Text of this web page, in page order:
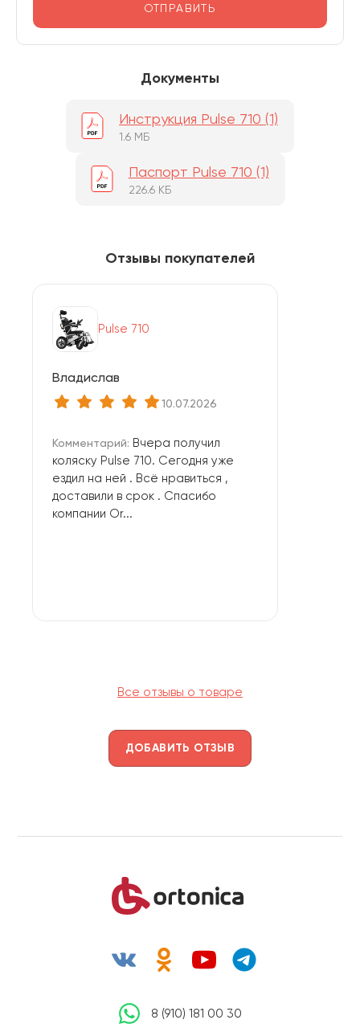
Отзывы покупателей
Pulse 710
Владислав
10.07.2026
Комментарий: Вчера получил
коляску Pulse 710. Сегодня уже
ездил на ней . Всё нравиться ,
доставили в срок . Спасибо
компании Or...
Все отзывы о товаре
ДОБАВИТЬ ОТЗЫВ
ОТПРАВИТЬ
Документы
Инструкция Pulse 710 (1)
1.6 МБ
Паспорт Pulse 710 (1)
226.6 КБ
8 (910) 181 00 30